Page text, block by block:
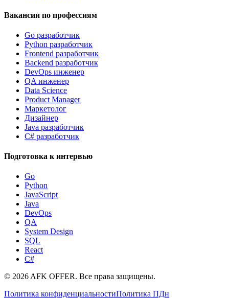
Вакансии по профессиям
Go разработчик
Python разработчик
Frontend разработчик
Backend разработчик
DevOps инженер
QA инженер
Data Science
Product Manager
Маркетолог
Дизайнер
Java разработчик
C# разработчик
Подготовка к интервью
Go
Python
JavaScript
Java
DevOps
QA
System Design
SQL
React
C#
© 2026AFK OFFER. Все права защищены.
Политика конфиденциальностиПолитика ПДн